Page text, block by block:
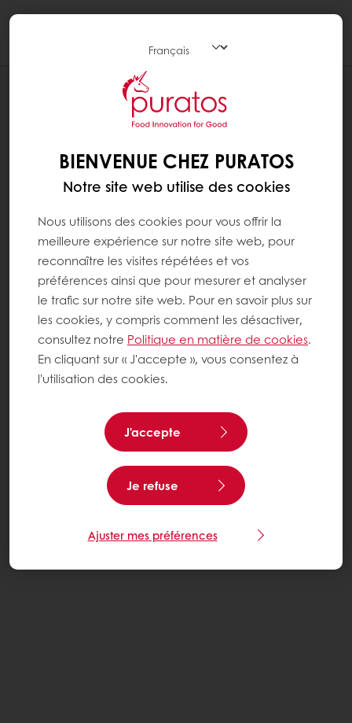
ÉCLAIR CAFÉ-BLANC INTENSE
BIENVENUE CHEZ PURATOS
Notre site web utilise des cookies
Nous utilisons des cookies pour vous offrir la
meilleure expérience sur notre site web, pour
reconnaître les visites répétées et vos
préférences ainsi que pour mesurer et analyser
le trafic sur notre site web. Pour en savoir plus sur
les cookies, y compris comment les désactiver,
consultez notre Politique en matière de cookies.
En cliquant sur « J'accepte », vous consentez à
l'utilisation des cookies.
J'accepte
Je refuse
Ajuster mes préférences